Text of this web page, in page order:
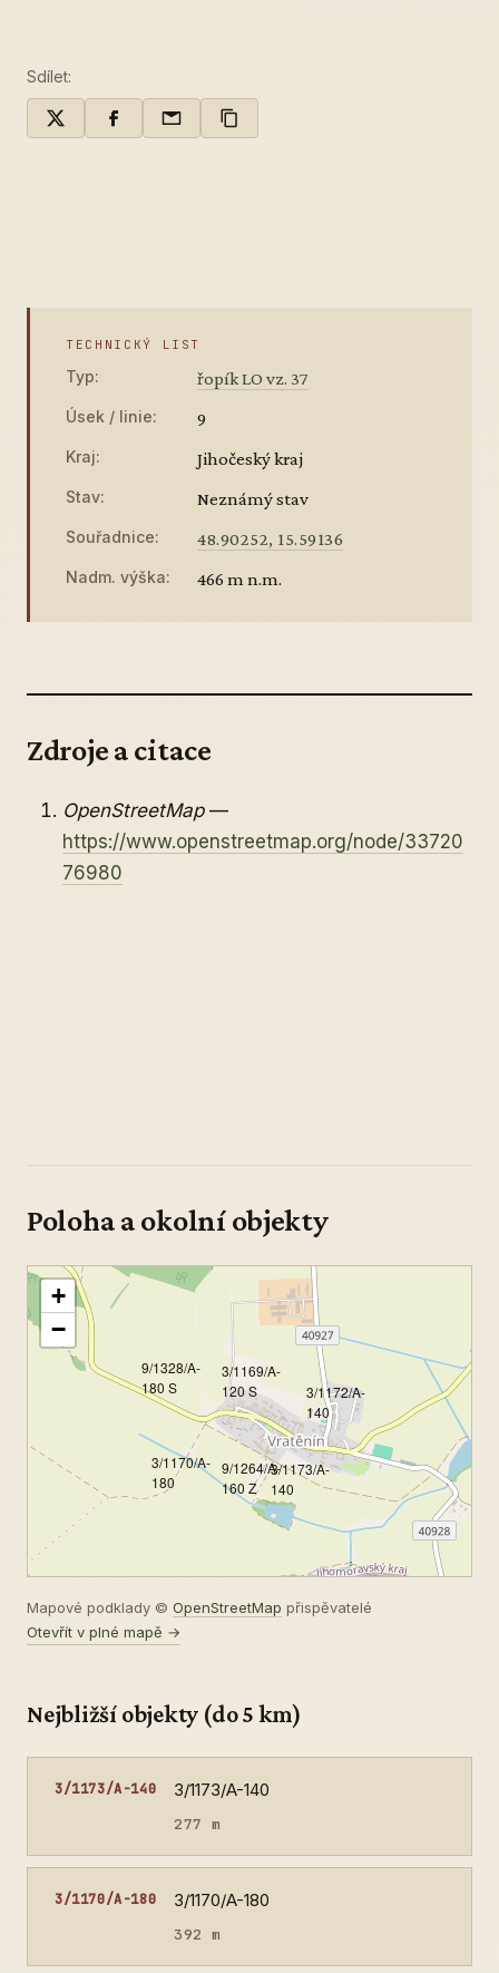
Sdílet:
TECHNICKÝ LIST
Typ: řopík LO vz. 37
Úsek / linie: 9
Kraj: Jihočeský kraj
Stav: Neznámý stav
Souřadnice: 48.90252, 15.59136
Nadm. výška: 466 m n.m.
Zdroje a citace
OpenStreetMap—
https://www.openstreetmap.org/node/33720
76980
Poloha a okolní objekty
9/1264/A-
160 Z
3/1173/A-
140
3/1170/A-
180
3/1169/A-
120 S
3/1172/A-
140
9/1328/A-
180 S
+
−
Mapové podklady © OpenStreetMap přispěvatelé
Otevřít v plné mapě →
Nejbližší objekty (do 5 km)
3/1173/A-140 3/1173/A-140
277 m
3/1170/A-180 3/1170/A-180
392 m